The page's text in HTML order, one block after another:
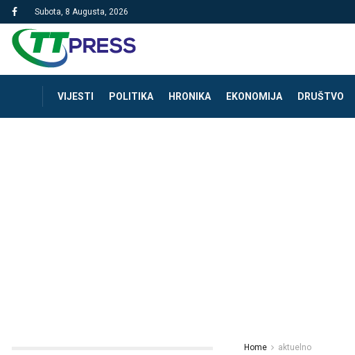
Subota, 8 Augusta, 2026
VIJESTI POLITIKA HRONIKA EKONOMIJA DRUŠTVO
Home aktuelno